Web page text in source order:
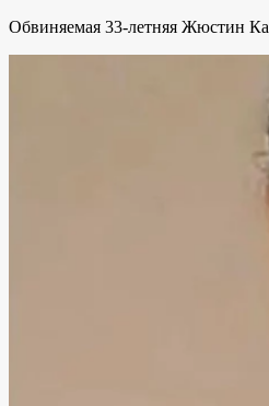
Обвиняемая 33-летняя Жюстин